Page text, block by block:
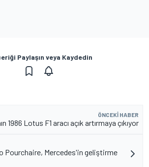
Paylaşın veya Kaydedin
ÖNCEKI HABER
1986 Lotus F1 aracı açık artırmaya çıkıyor
Pourchaire, Mercedes'in geliştirme